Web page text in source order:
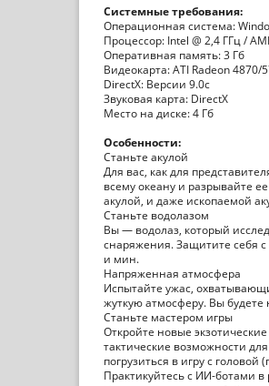
Системные требования:
Операционная система:
Процессор: Intel @ 2,4 ГГц /
Оперативная память: 3 Гб
Видеокарта: ATI Radeon 4870/
DirectX: Версии 9.0c
Звуковая карта: DirectX
Место на диске: 4 Гб
Особенности:
Станьте акулой
Для вас, как для
всему океану и разрывайте
акулой, и даже ископаемой
Станьте водолазом
Вы — водолаз, который
снаряжения. Защитите себя
и мин.
Напряженная атмосфера
Испытайте ужас,
жуткую атмосферу. Вы будете
Станьте мастером игры
Откройте новые
тактические возможности
погрузиться в игру с
Практикуйтесь с ИИ-ботами